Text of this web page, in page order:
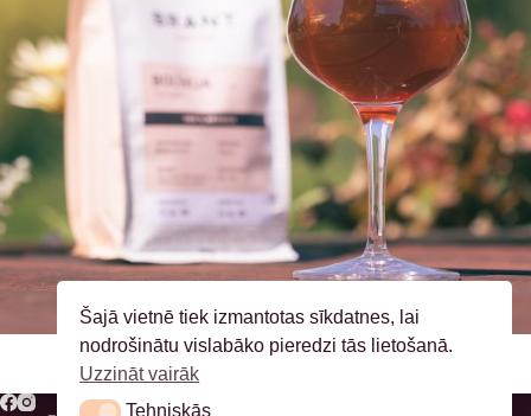
Šajā vietnē tiek izmantotas sīkdatnes, lai
nodrošinātu vislabāko pieredzi tās lietošanā.
Uzzināt vairāk
Tehniskās